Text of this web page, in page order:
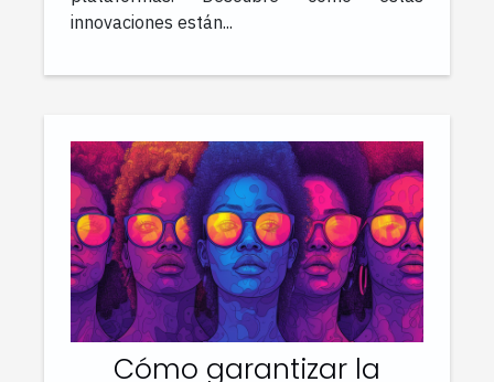
innovaciones están...
Cómo garantizar la